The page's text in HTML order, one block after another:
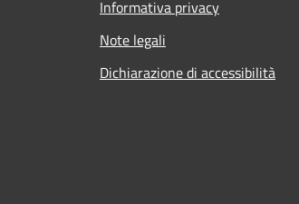
Informativa privacy
Note legali
Dichiarazione di accessibilità